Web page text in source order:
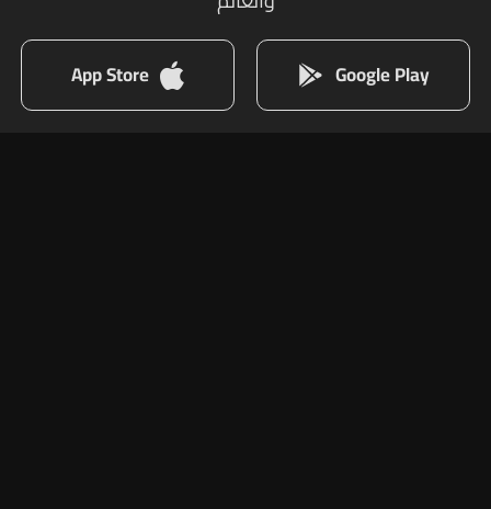
Google Play
App Store